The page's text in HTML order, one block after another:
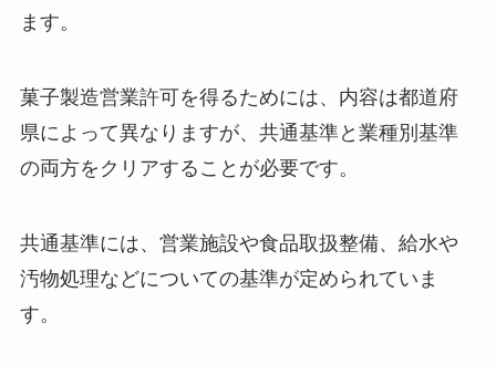
ます。
菓子製造営業許可を得るためには、内容は都道府
県によって異なりますが、共通基準と業種別基準
の両方をクリアすることが必要です。
共通基準には、営業施設や食品取扱整備、給水や
汚物処理などについての基準が定められていま
す。